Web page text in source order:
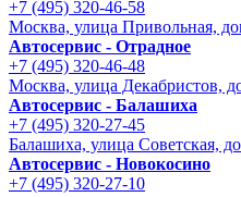
+7 (495) 320-46-58
Москва, улица Привольная,
Автосервис - Отрадное
+7 (495) 320-46-48
Москва, улица Декабристов,
Автосервис - Балашиха
+7 (495) 320-27-45
Балашиха, улица Советская,
Автосервис - Новокосино
+7 (495) 320-27-10